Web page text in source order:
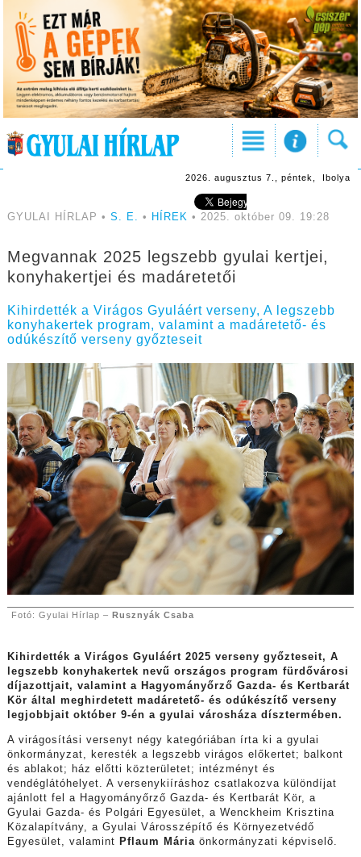
2026. augusztus 7., péntek, Ibolya
GYULAI HÍRLAP • S. E. • HÍREK • 2025. október 09. 19:28
Megvannak 2025 legszebb gyulai kertjei,
konyhakertjei és madáretetői
Kihirdették a Virágos Gyuláért verseny, A legszebb
konyhakertek program, valamint a madáretető- és
odúkészítő verseny győzteseit
Fotó: Gyulai Hírlap – Rusznyák Csaba
Kihirdették a Virágos Gyuláért 2025 verseny győzteseit, A
legszebb konyhakertek nevű országos program fürdővárosi
díjazottjait, valamint a Hagyományőrző Gazda- és Kertbarát
Kör által meghirdetett madáretető- és odúkészítő verseny
legjobbjait október 9-én a gyulai városháza dísztermében.
A virágosítási versenyt négy kategóriában írta ki a gyulai
önkormányzat, keresték a legszebb virágos előkertet; balkont
és ablakot; ház előtti közterületet; intézményt és
vendéglátóhelyet. A versenykiíráshoz csatlakozva különdíjat
ajánlott fel a Hagyományőrző Gazda- és Kertbarát Kör, a
Gyulai Gazda- és Polgári Egyesület, a Wenckheim Krisztina
Közalapítvány, a Gyulai Városszépítő és Környezetvédő
Egyesület, valamint Pflaum Máriaönkormányzati képviselő.